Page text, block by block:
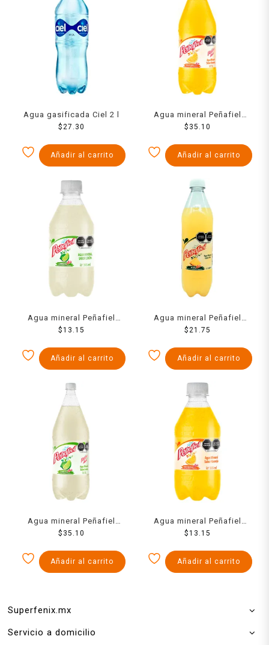
Agua gasificada Ciel 2 l
$27.30
Añadir al carrito
Agua mineral Peñafiel
Adas sabor naranjada 2 l
$ 35.10
Añadir al carrito
Agua mineral Peñafiel
limonada 355 ml
$13.15
Añadir al carrito
Agua mineral Peñafiel
Adas sabor piñada 600 ml
$21.75
Añadir al carrito
Agua mineral Peñafiel
Adas sabor limonada 2 l
$ 35.10
Añadir al carrito
Agua mineral Peñafiel
naranjada 355 ml
$13.15
Añadir al carrito
Superfenix.mx
Servicio a domicilio